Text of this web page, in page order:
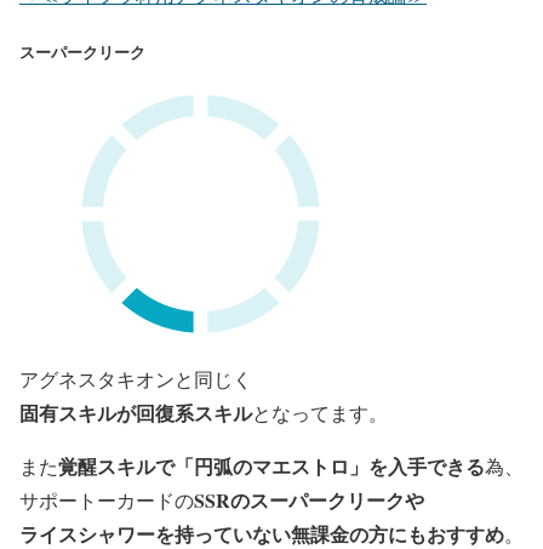
スーパークリーク
アグネスタキオンと同じく
固有スキルが回復系スキルとなってます。
また覚醒スキルで「円弧のマエストロ」を入手できる為、
サポートーカードのSSRのスーパークリークや
ライスシャワーを持っていない無課金の方にもおすすめ。